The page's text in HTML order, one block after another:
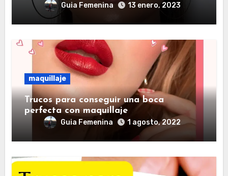
Guia Femenina 13 enero, 2023
maquillaje
Trucos para conseguir una boca
perfecta con maquillaje
Guia Femenina 1 agosto, 2022